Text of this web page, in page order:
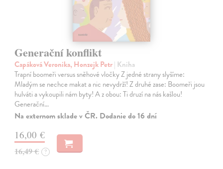
Generační konflikt
Capáková Veronika, Honzejk Petr| Kniha
Trapní boomeři versus sněhové vločky Z jedné strany slyšíme:
Mladým se nechce makat a nic nevydrží! Z druhé zase: Boomeři jsou
hulváti a vykoupili nám byty! A z obou: Ti druzí na nás kašlou!
Generační…
Na externom sklade v ČR. Dodanie do 16 dní
16,00 €
16,49 € ?